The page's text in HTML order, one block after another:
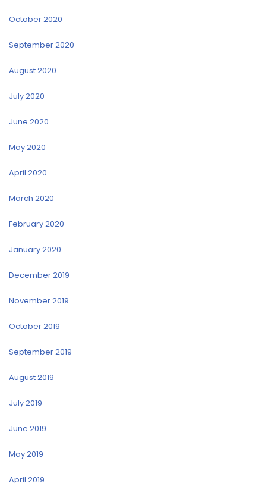
October 2020
September 2020
August 2020
July 2020
June 2020
May 2020
April 2020
March 2020
February 2020
January 2020
December 2019
November 2019
October 2019
September 2019
August 2019
July 2019
June 2019
May 2019
April 2019